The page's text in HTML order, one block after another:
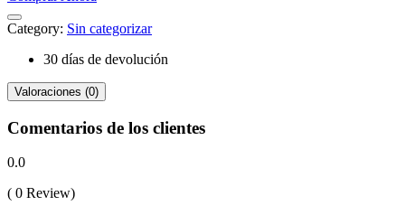
Category: Sin categorizar
30 días de devolución
Valoraciones (0)
Comentarios de los clientes
0.0
( 0 Review)